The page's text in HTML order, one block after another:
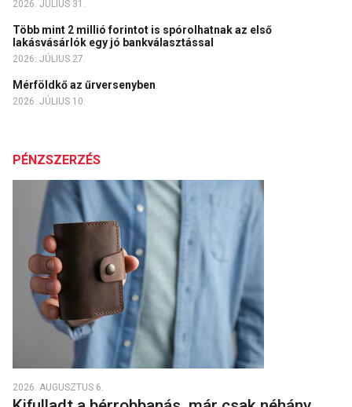
2026. JÚLIUS 31.
Több mint 2 millió forintot is spórolhatnak az első
lakásvásárlók egy jó bankválasztással
2026. JÚLIUS 27.
Mérföldkő az űrversenyben
2026. JÚLIUS 10.
PÉNZSZERZÉS
2026. AUGUSZTUS 6.